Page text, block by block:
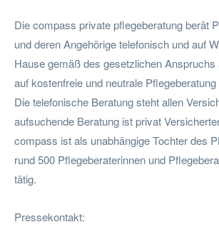
Die compass private pflegeberatung berät
und deren Angehörige telefonisch und auf
Hause gemäß des gesetzlichen Anspruchs
auf kostenfreie und neutrale
Die telefonische Beratung steht allen
aufsuchende Beratung ist privat
compass ist als unabhängige Tochter des
rund 500 Pflegeberaterinnen und
tätig.
Pressekontakt: